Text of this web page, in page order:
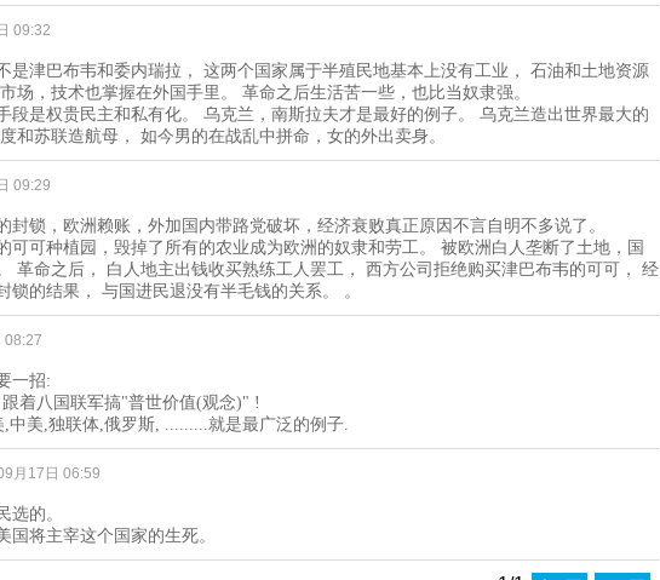
09:32
是津巴布韦和委内瑞拉， 这两个国家属于半殖民地基本上没有工业， 石油和土地资源
场，技术也掌握在外国手里。 革命之后生活苦一些，也比当奴隶强。
段是权贵民主和私有化。 乌克兰，南斯拉夫才是最好的例子。 乌克兰造出世界最大的
和苏联造航母， 如今男的在战乱中拼命，女的外出卖身。
09:29
封锁，欧洲赖账，外加国内带路党破坏，经济衰败真正原因不言自明不多说了。
可可种植园，毁掉了所有的农业成为欧洲的奴隶和劳工。 被欧洲白人垄断了土地，国
革命之后， 白人地主出钱收买熟练工人罢工， 西方公司拒绝购买津巴布韦的可可， 经
锁的结果， 与国进民退没有半毛钱的关系。 。
08:27
一招:
着八国联军搞"普世价值(观念)" !
中美,独联体,俄罗斯, .........就是最广泛的例子.
月17日 06:59
选的。
国将主宰这个国家的生死。